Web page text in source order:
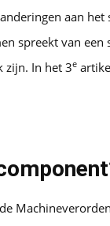
aan het
spreekt van een
zijn. In het 3e